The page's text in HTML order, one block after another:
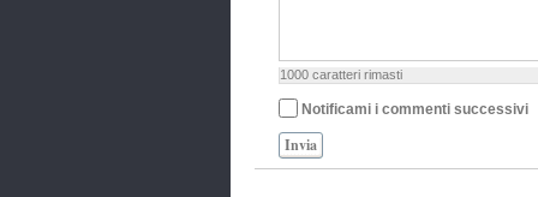
1000 caratteri rimasti
Notificami i commenti successivi
Invia